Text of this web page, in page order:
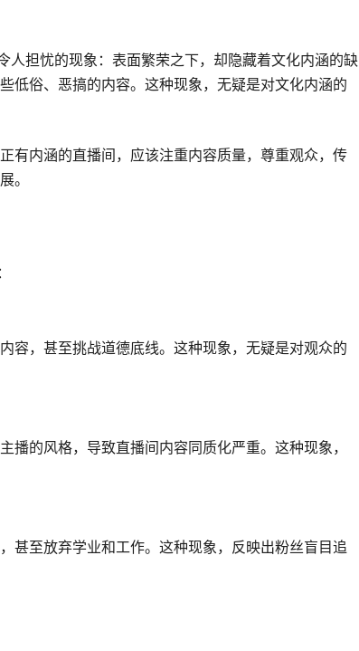
人担忧的现象：表面繁荣之下，却隐藏着文化内涵的缺
低俗、恶搞的内容。这种现象，无疑是对文化内涵的
有内涵的直播间，应该注重内容质量，尊重观众，传
。
容，甚至挑战道德底线。这种现象，无疑是对观众的
播的风格，导致直播间内容同质化严重。这种现象，
甚至放弃学业和工作。这种现象，反映出粉丝盲目追